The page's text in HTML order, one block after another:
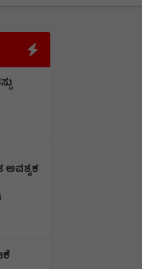
ಅವಶ್ಯಕ